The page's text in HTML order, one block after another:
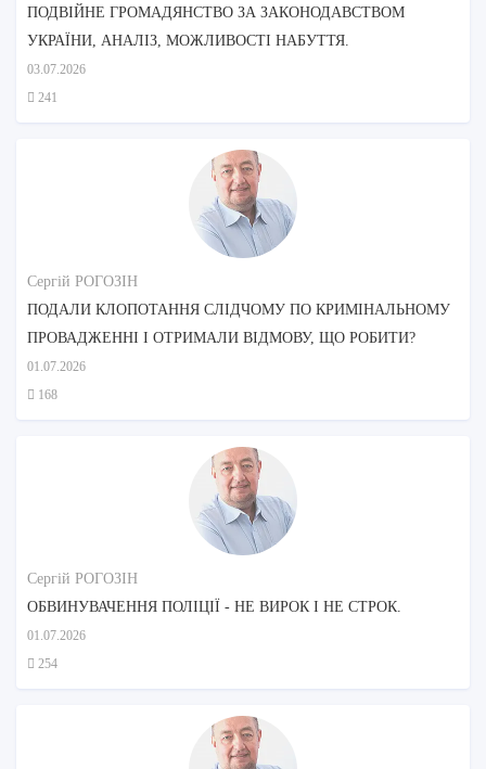
ПОДВІЙНЕ ГРОМАДЯНСТВО ЗА ЗАКОНОДАВСТВОМ
УКРАЇНИ, АНАЛІЗ, МОЖЛИВОСТІ НАБУТТЯ.
03.07.2026
241
Сергій РОГОЗІН
ПОДАЛИ КЛОПОТАННЯ СЛІДЧОМУ ПО КРИМІНАЛЬНОМУ
ПРОВАДЖЕННІ І ОТРИМАЛИ ВІДМОВУ, ЩО РОБИТИ?
01.07.2026
168
Сергій РОГОЗІН
ОБВИНУВАЧЕННЯ ПОЛІЦІЇ - НЕ ВИРОК І НЕ СТРОК.
01.07.2026
254